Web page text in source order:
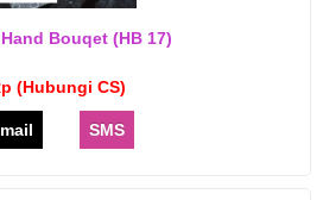
Bouqet (HB 17)
(Hubungi CS)
SMS